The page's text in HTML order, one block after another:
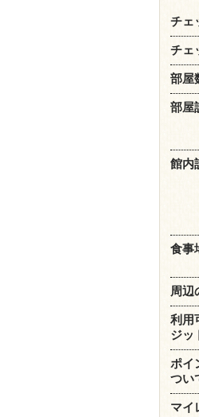
チェ
チェ
部屋
部屋
館内
食事
周辺
利用
ジッ
ポイ
つい
マイ